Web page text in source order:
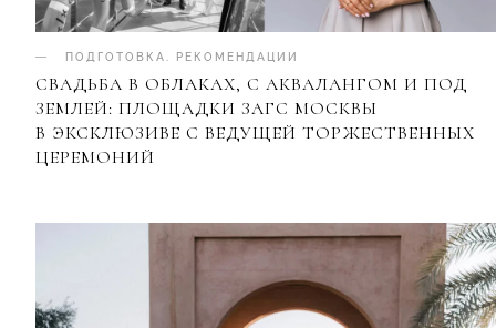
ПОДГОТОВКА РЕКОМЕНДАЦИИ
СВАДЬБА В ОБЛАКАХ, С АКВАЛАНГОМ И ПОД
ЗЕМЛЕЙ: ПЛОЩАДКИ ЗАГС МОСКВЫ
В ЭКСКЛЮЗИВЕ С ВЕДУЩЕЙ ТОРЖЕСТВЕННЫХ
ЦЕРЕМОНИЙ